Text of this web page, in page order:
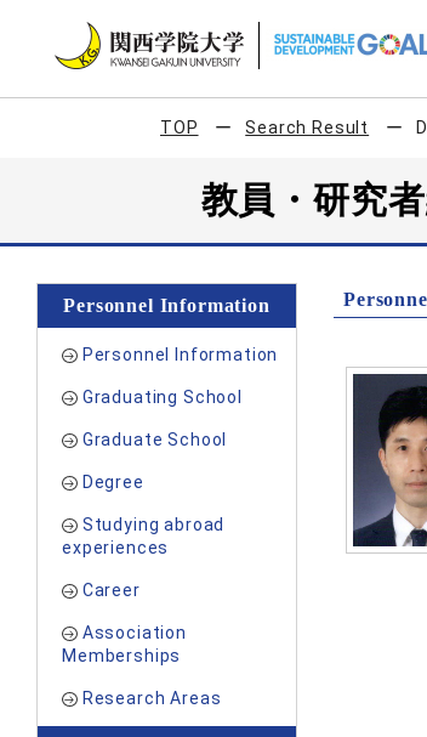
TOP Search Result
教員・研究
Personnel Information
Personnel Information
Graduating School
Graduate School
Degree
Studying abroad
experiences
Career
Association
Memberships
Research Areas